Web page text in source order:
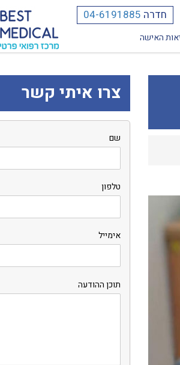
חדרה 04-6191885
האישה
צרו איתי קשר
שם
טלפון
אימייל
תוכן ההודעה